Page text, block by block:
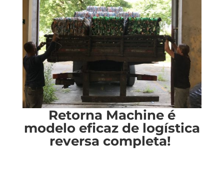
Retorna Machine é
modelo eficaz de logística
reversa completa!